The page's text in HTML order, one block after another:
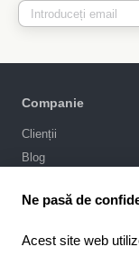
Companie
Clienții
Blog
Ne pasă de
Acest site web